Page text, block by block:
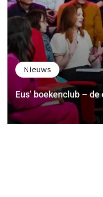
Nieuws
Eus’ boekenclub –